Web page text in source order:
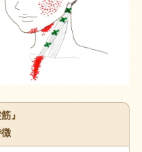
』